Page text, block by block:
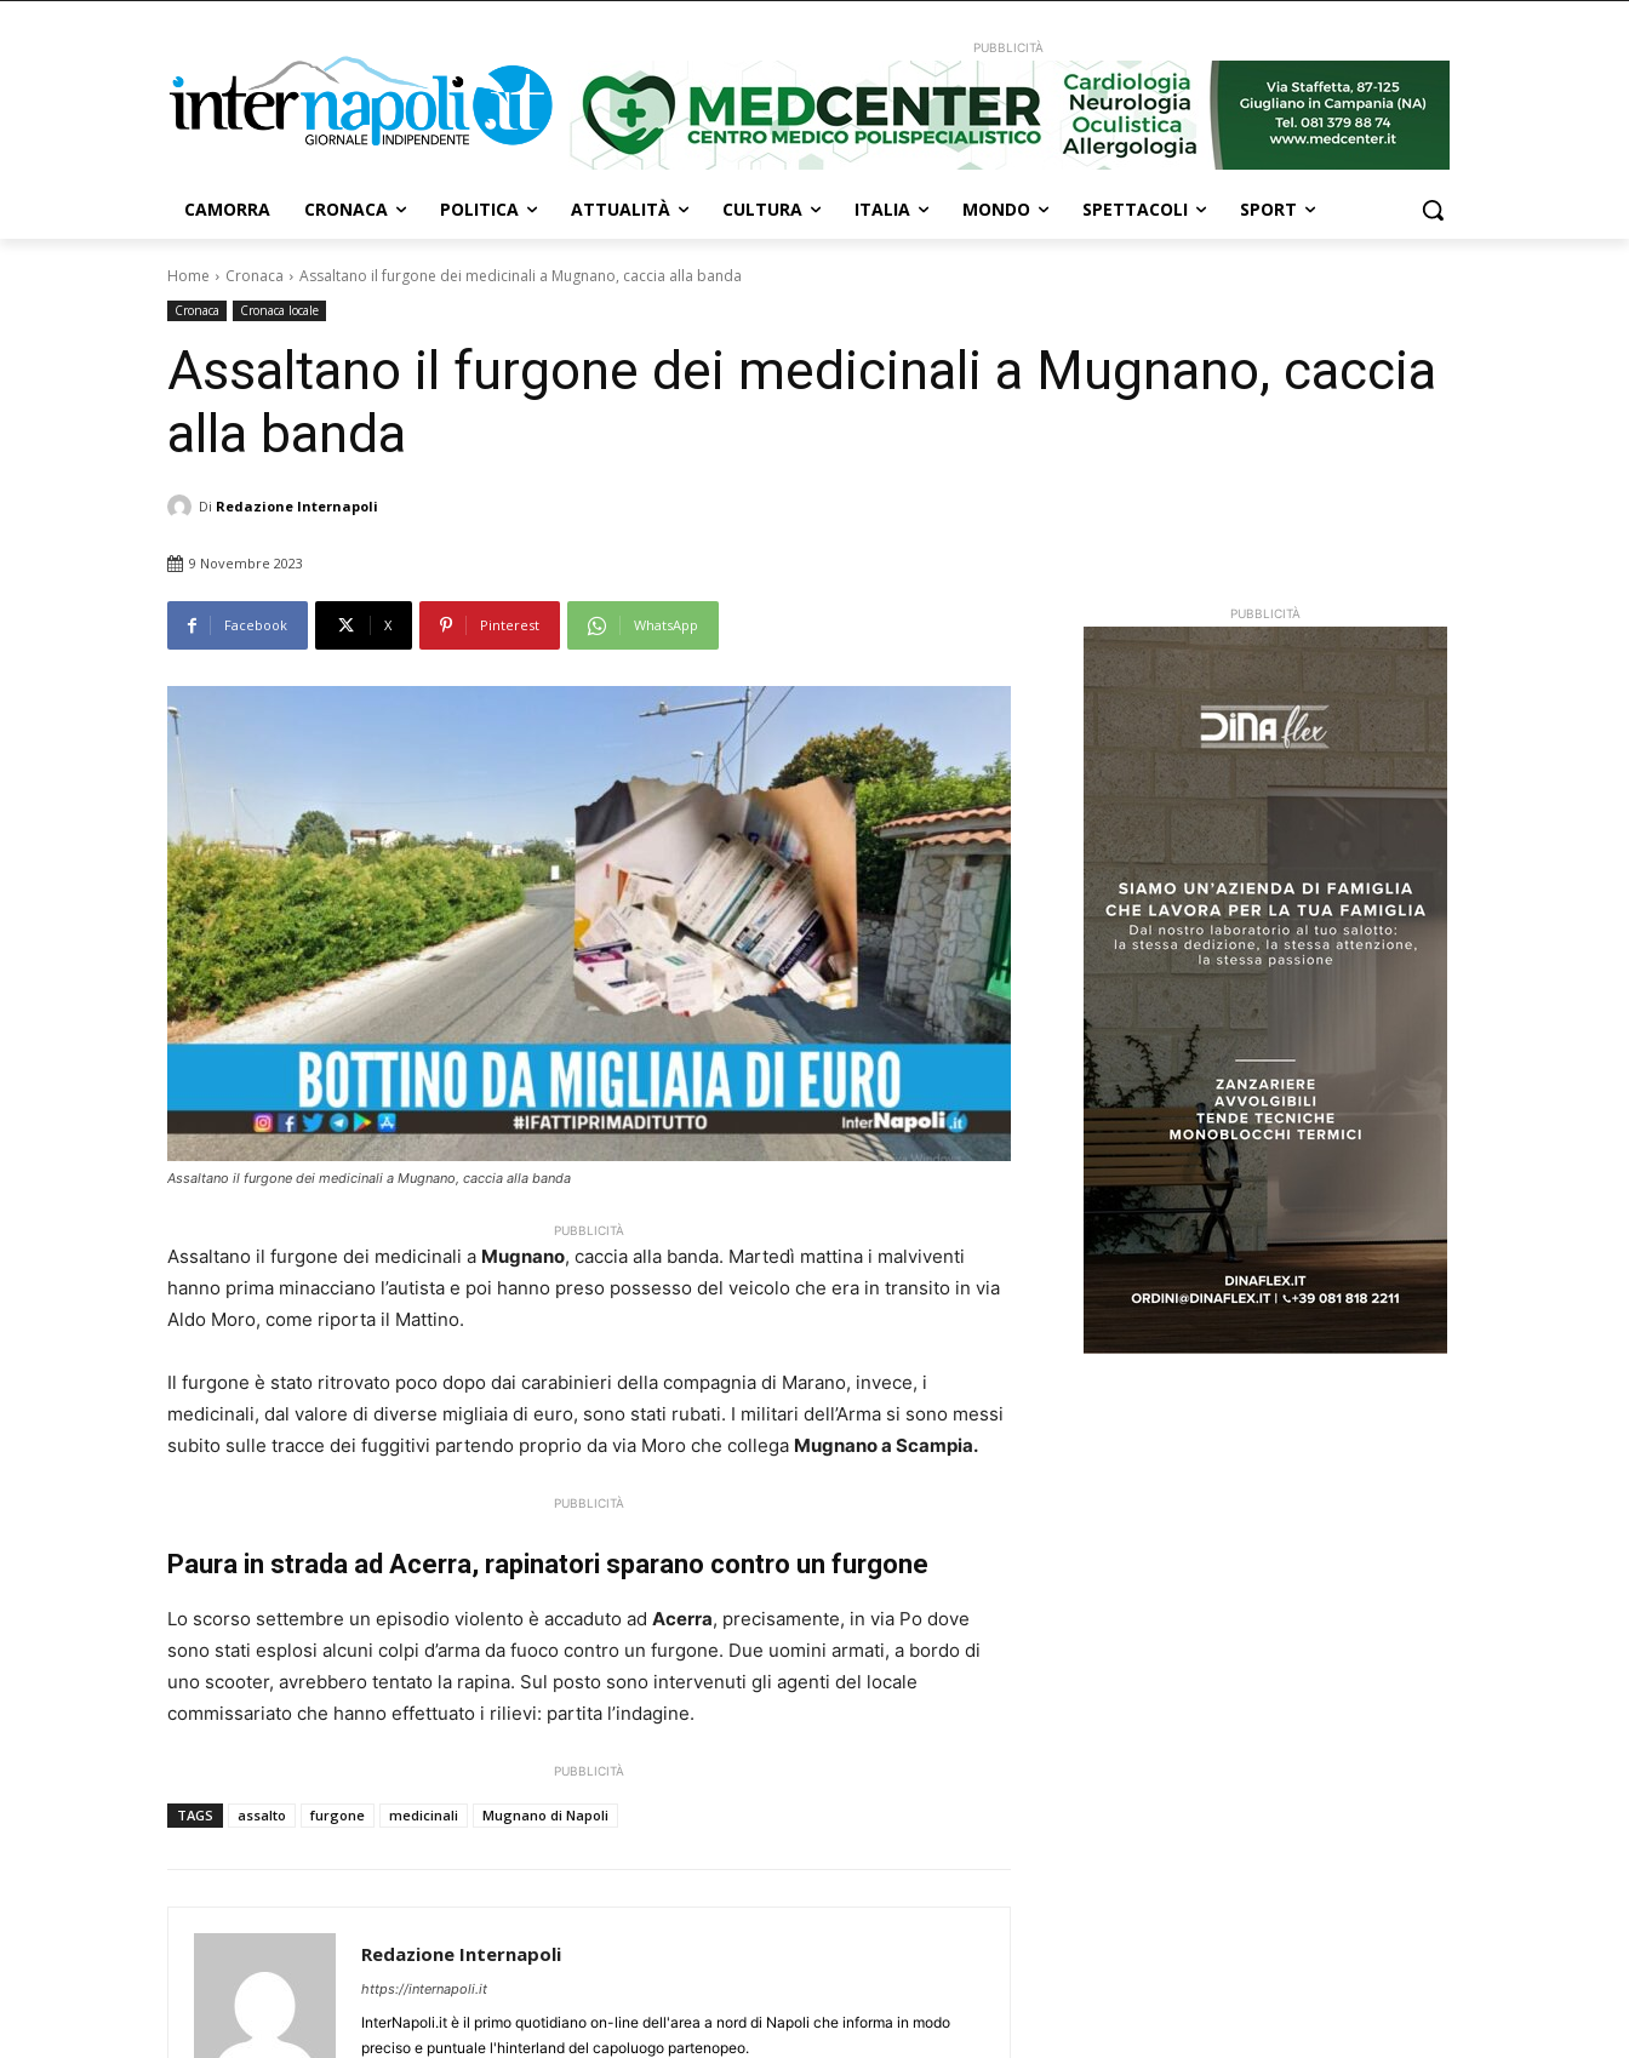
PUBBLICITÀ
CAMORRA CRONACA POLITICA ATTUALITÀ CULTURA ITALIA MONDO SPETTACOLI SPORT
Home Cronaca Assaltano il furgone dei medicinali a Mugnano, caccia alla banda
Cronaca Cronaca locale
Assaltano il furgone dei medicinali a Mugnano, caccia
alla banda
Di Redazione Internapoli
9 Novembre 2023
Facebook X Pinterest WhatsApp
Assaltano il furgone dei medicinali a Mugnano, caccia alla banda
PUBBLICITÀ
Assaltano il furgone dei medicinali a Mugnano, caccia alla banda. Martedì mattina i malviventi
hanno prima minacciano l’autista e poi hanno preso possesso del veicolo che era in transito in via
Aldo Moro, come riporta il Mattino.
Il furgone è stato ritrovato poco dopo dai carabinieri della compagnia di Marano, invece, i
medicinali, dal valore di diverse migliaia di euro, sono stati rubati. I militari dell’Arma si sono messi
subito sulle tracce dei fuggitivi partendo proprio da via Moro che collega Mugnano a Scampia.
PUBBLICITÀ
Paura in strada ad Acerra, rapinatori sparano contro un furgone
Lo scorso settembre un episodio violento è accaduto ad Acerra, precisamente, in via Po dove
sono stati esplosi alcuni colpi d’arma da fuoco contro un furgone. Due uomini armati, a bordo di
uno scooter, avrebbero tentato la rapina. Sul posto sono intervenuti gli agenti del locale
commissariato che hanno effettuato i rilievi: partita l’indagine.
PUBBLICITÀ
TAGS assalto furgone medicinali Mugnano di Napoli
Redazione Internapoli
https://internapoli.it
InterNapoli.it è il primo quotidiano on-line dell'area a nord di Napoli che informa in modo
preciso e puntuale l'hinterland del capoluogo partenopeo.
PUBBLICITÀ